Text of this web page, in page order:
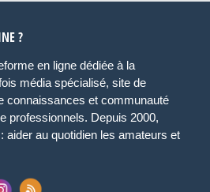
?
en ligne dédiée à la
média spécialisé, site de
connaissances et communauté
professionnels. Depuis 2000,
aider au quotidien les amateurs et